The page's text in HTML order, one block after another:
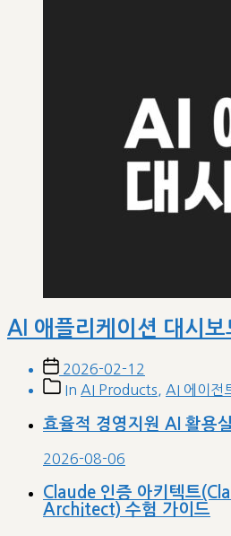
AI 애플리케이션 대시
Post
date
2026-02-12
PostIn AI Products, AI 에이전
효율적 경영지원 AI 활용
2026-08-06
Claude 인증 아키텍트
Architect) 수험 가이드